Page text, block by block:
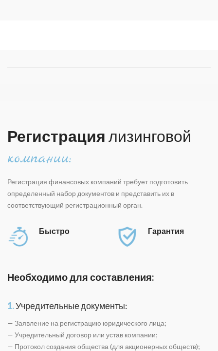
Регистрация лизинговой
компании:
Регистрация финансовых компаний требует подготовить
определенный набор документов и представить их в
соответствующий регистрационный орган.
Быстро Гарантия
Необходимо для составления:
1.Учредительные документы:
— Заявление на регистрацию юридического лица;
— Учредительный договор или устав компании;
— Протокол создания общества (для акционерных обществ);